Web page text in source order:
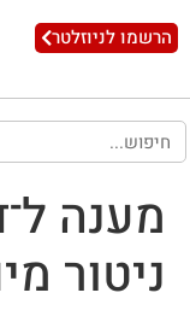
הרשמו לניוזלטר
מענה
ניטור